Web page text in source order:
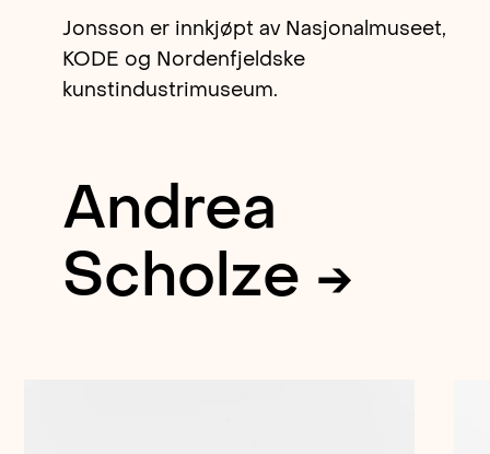
Jonsson er innkjøpt av Nasjonalmuseet,
KODE og Nordenfjeldske
kunstindustrimuseum.
Andrea
Scholze →